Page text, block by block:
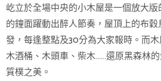
屹立於全場中央的小木屋是一個放大
的鐘面躍動出醉人節奏，屋頂上的布
發，每逢整點及30分為大家報時。而
木酒桶、木頭車、柴木……還原黑森林
質樸之美。